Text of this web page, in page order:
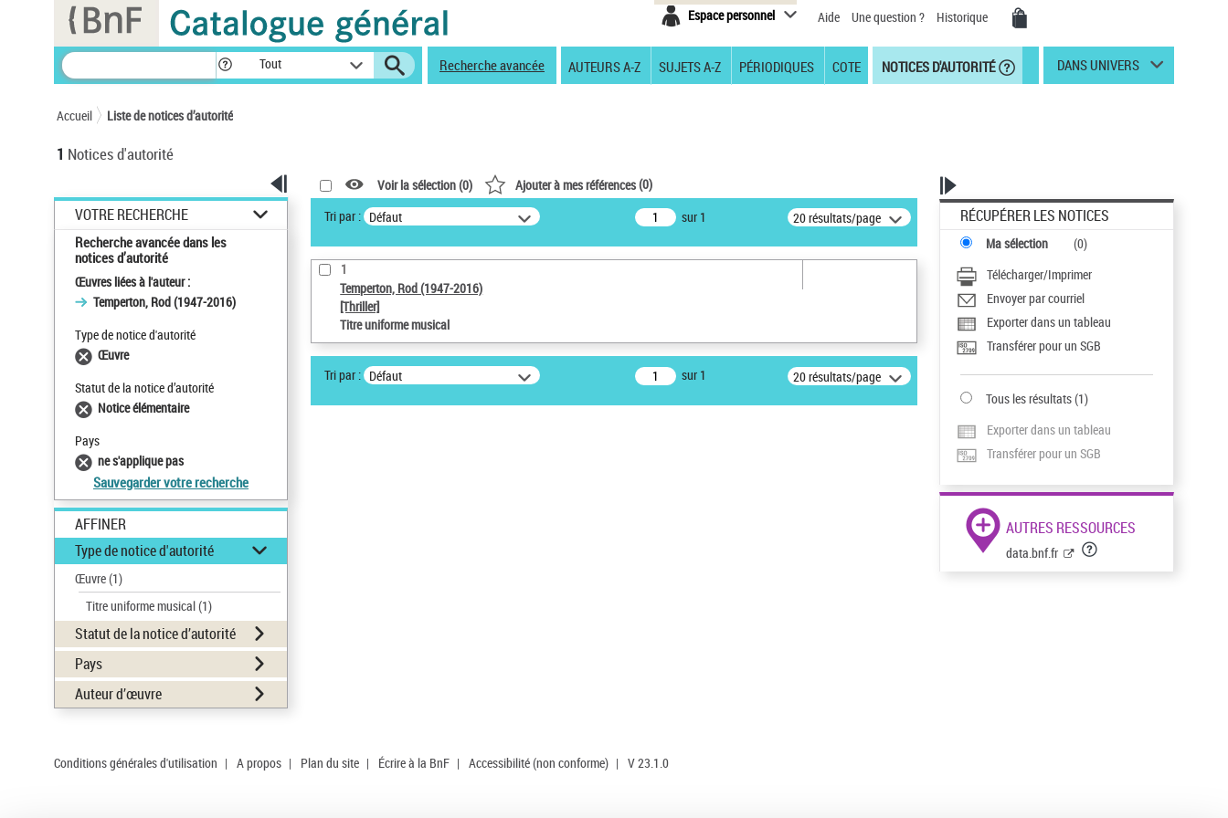
Espace personnel Aide Une question ? Historique
Tout Recherche avancée AUTEURS A-Z SUJETS A-Z PÉRIODIQUES COTE NOTICES D'AUTORITÉ DANS UNIVERS
Accueil Liste de notices d’autorité
1 Notices d'autorité
VOTRE RECHERCHE
Recherche avancée dans les
notices d’autorité
Œuvres liées à l'auteur :
Temperton, Rod (1947-2016)
Type de notice d'autorité
Œuvre
Statut de la notice d’autorité
Notice élémentaire
Pays
ne s'applique pas
Sauvegarder votre recherche
AFFINER
Type de notice d'autorité
Œuvre(1)
Titre uniforme musical(1)
Statut de la notice d’autorité
Pays
Auteur d’œuvre
Voir la sélection (0) Ajouter à mes références(0)
Tri par : Défaut sur 1 20 résultats/page
1
Temperton, Rod (1947-2016)
[Thriller]
Titre uniforme musical
Tri par : Défaut sur 1 20 résultats/page
RÉCUPÉRER LES NOTICES
Ma sélection (0)
Télécharger/Imprimer
Envoyer par courriel
Exporter dans un tableau
Transférer pour un SGB
Tous les résultats(1)
Exporter dans un tableau
Transférer pour un SGB
AUTRES RESSOURCES
data.bnf.fr
Conditions générales d'utilisation | A propos | Plan du site | Écrire à la BnF | Accessibilité (non conforme) | V 23.1.0
Panneau de gestion des cookies